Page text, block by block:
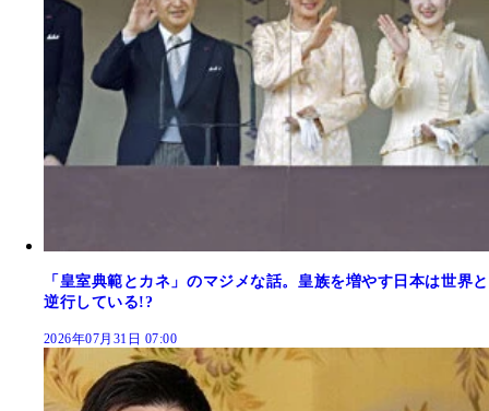
「皇室典範とカネ」のマジメな話。皇族を増やす日本は世界と
逆行している!?
2026年07月31日 07:00